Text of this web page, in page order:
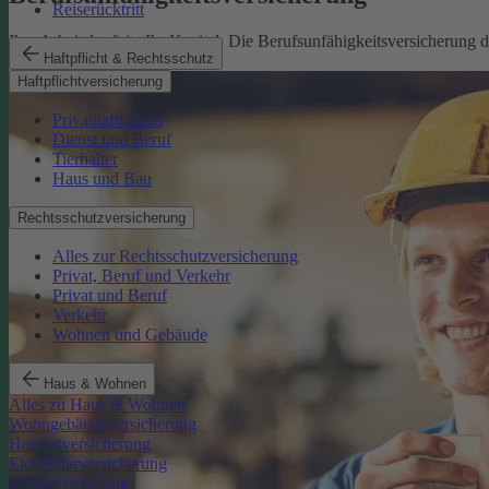
Reiserücktritt
Haftpflicht & Rechtsschutz
Haftpflichtversicherung
Privathaftpflicht
Dienst und Beruf
Tierhalter
Haus und Bau
Rechtsschutzversicherung
Alles zur Rechtsschutzversicherung
Privat, Beruf und Verkehr
Privat und Beruf
Verkehr
Wohnen und Gebäude
Haus & Wohnen
Alles zu Haus & Wohnen
Wohngebäudeversicherung
Hausratversicherung
Elementarversicherung
Glasversicherung
Ihre Arbeitskraft ist Ihr Kapital. Die
Mehr erfahren